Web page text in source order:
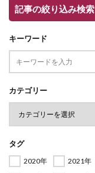
記事の絞り込み検索
キーワード
カテゴリー
タグ
2020年 2021年